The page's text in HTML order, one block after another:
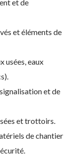
et de
et éléments de
usées, eaux
et de
et trottoirs.
de chantier